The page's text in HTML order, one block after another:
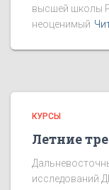
высшей школы
неоценимый
КУРСЫ
Летние
исследований